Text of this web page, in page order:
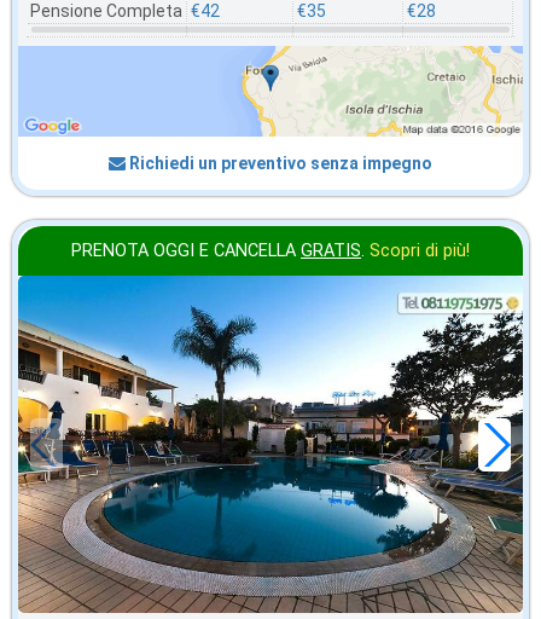
Pensione Completa €42
€35
€28
Richiedi un preventivo senza impegno
PRENOTA OGGI E CANCELLA GRATIS. Scopri di più!
ottobre
in offerta da
€52,71
a notte